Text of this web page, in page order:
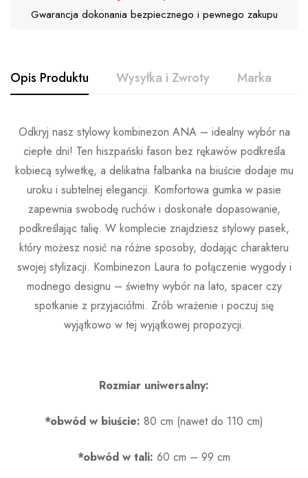
Gwarancja dokonania bezpiecznego i pewnego zakupu
Opis Produktu Wysyłka i Zwroty Marka
Odkryj nasz stylowy kombinezon ANA – idealny wybór na
ciepłe dni! Ten hiszpański fason bez rękawów podkreśla
kobiecą sylwetkę, a delikatna falbanka na biuście dodaje mu
uroku i subtelnej elegancji. Komfortowa gumka w pasie
zapewnia swobodę ruchów i doskonałe dopasowanie,
podkreślając talię. W komplecie znajdziesz stylowy pasek,
który możesz nosić na różne sposoby, dodając charakteru
swojej stylizacji. Kombinezon Laura to połączenie wygody i
modnego designu – świetny wybór na lato, spacer czy
spotkanie z przyjaciółmi. Zrób wrażenie i poczuj się
wyjątkowo w tej wyjątkowej propozycji.
Rozmiar uniwersalny:
*obwód w biuście: 80 cm (nawet do 110 cm)
*obwód w tali: 60 cm – 99 cm